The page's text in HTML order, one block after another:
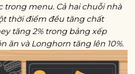
trong menu. Cả hai chuỗi nhà
thời điểm đều tăng chất
tăng 2% trong bảng xếp
ăn và Longhorn tăng lên 10%.